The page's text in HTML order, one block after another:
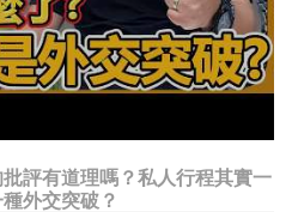
評有道理嗎？私人行程其實一
外交突破？